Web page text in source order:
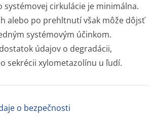
systémovej cirkulácie je minimálna.
alebo po prehltnutí však môže dôjsť
systémovým účinkom.
údajov o degradácii,
sekrécii xylometazolínu u ľudí.
o bezpečnosti